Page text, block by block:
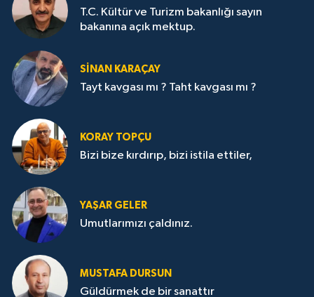
T.C. Kültür ve Turizm bakanlığı sayın
bakanına açık mektup.
SİNAN KARAÇAY
Tayt kavgası mı ? Taht kavgası mı ?
KORAY TOPÇU
Bizi bize kırdırıp, bizi istila ettiler,
YAŞAR GELER
Umutlarımızı çaldınız.
MUSTAFA DURSUN
Güldürmek de bir sanattır